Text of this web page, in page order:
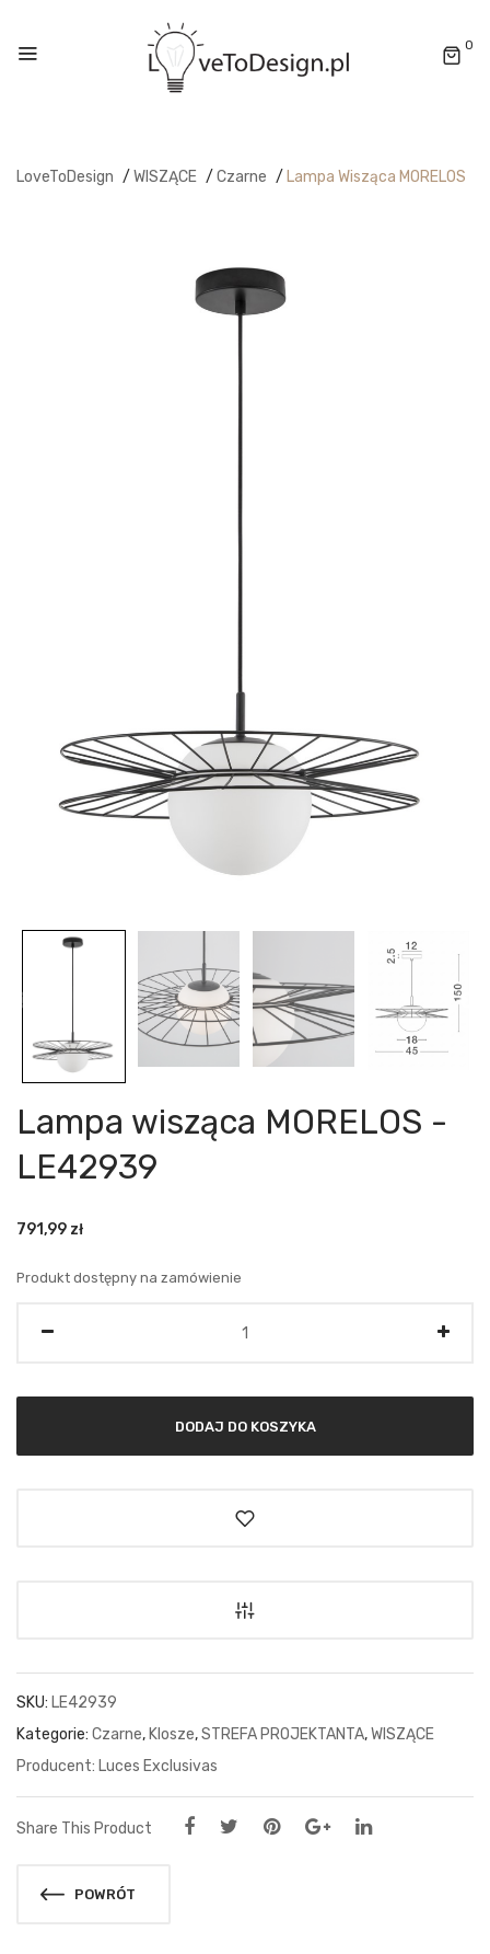
0
LoveToDesign / WISZĄCE / Czarne / Lampa Wisząca MORELOS
Lampa wisząca MORELOS -
LE42939
791,99 zł
Produkt dostępny na zamówienie
DODAJ DO KOSZYKA
SKU: LE42939
Kategorie: Czarne, Klosze,STREFA PROJEKTANTA,WISZĄCE
Luces Exclusivas
Share This Product
POWRÓT